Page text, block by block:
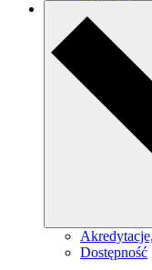
Dostępność